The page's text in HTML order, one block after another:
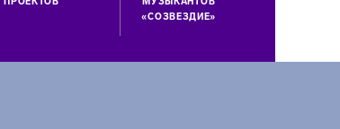
«СОЗВЕЗДИЕ»